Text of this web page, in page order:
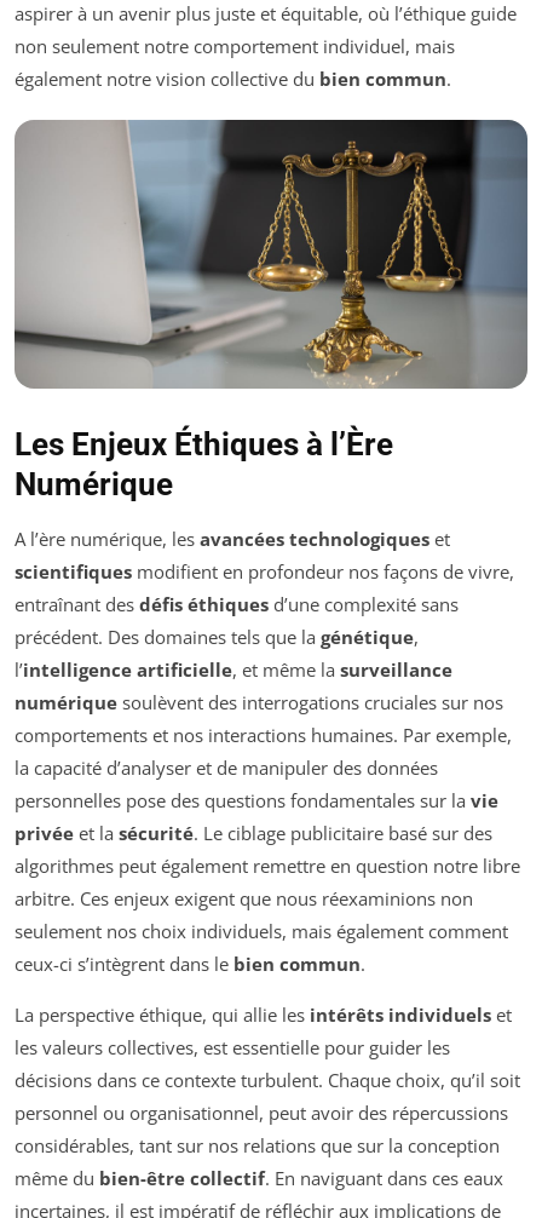
aspirer à un avenir plus juste et équitable, où l’éthique guide
non seulement notre comportement individuel, mais
également notre vision collective du bien commun.
Les Enjeux Éthiques à l’Ère
Numérique
A l’ère numérique, les avancées technologiques et
scientifiques modifient en profondeur nos façons de vivre,
entraînant des défis éthiques d’une complexité sans
précédent. Des domaines tels que la génétique,
l’intelligence artificielle, et même la surveillance
numérique soulèvent des interrogations cruciales sur nos
comportements et nos interactions humaines. Par exemple,
la capacité d’analyser et de manipuler des données
personnelles pose des questions fondamentales sur la vie
privée et la sécurité. Le ciblage publicitaire basé sur des
algorithmes peut également remettre en question notre libre
arbitre. Ces enjeux exigent que nous réexaminions non
seulement nos choix individuels, mais également comment
ceux-ci s’intègrent dans le bien commun.
La perspective éthique, qui allie les intérêts individuels et
les valeurs collectives, est essentielle pour guider les
décisions dans ce contexte turbulent. Chaque choix, qu’il soit
personnel ou organisationnel, peut avoir des répercussions
considérables, tant sur nos relations que sur la conception
même du bien-être collectif. En naviguant dans ces eaux
incertaines, il est impératif de réfléchir aux implications de